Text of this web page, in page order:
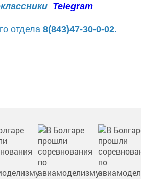
Telegram
отдела 8(843)47-30-0-02.